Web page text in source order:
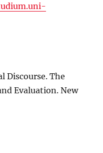
Discourse. The
Evaluation. New